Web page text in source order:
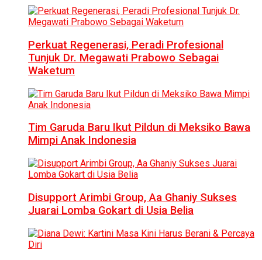
Perkuat Regenerasi, Peradi Profesional
Tunjuk Dr. Megawati Prabowo Sebagai
Waketum
Tim Garuda Baru Ikut Pildun di Meksiko Bawa
Mimpi Anak Indonesia
Disupport Arimbi Group, Aa Ghaniy Sukses
Juarai Lomba Gokart di Usia Belia